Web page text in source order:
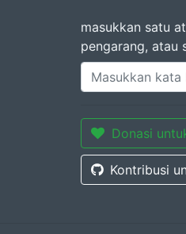
masukkan satu
pengarang, atau
Donasi
Kontribusi